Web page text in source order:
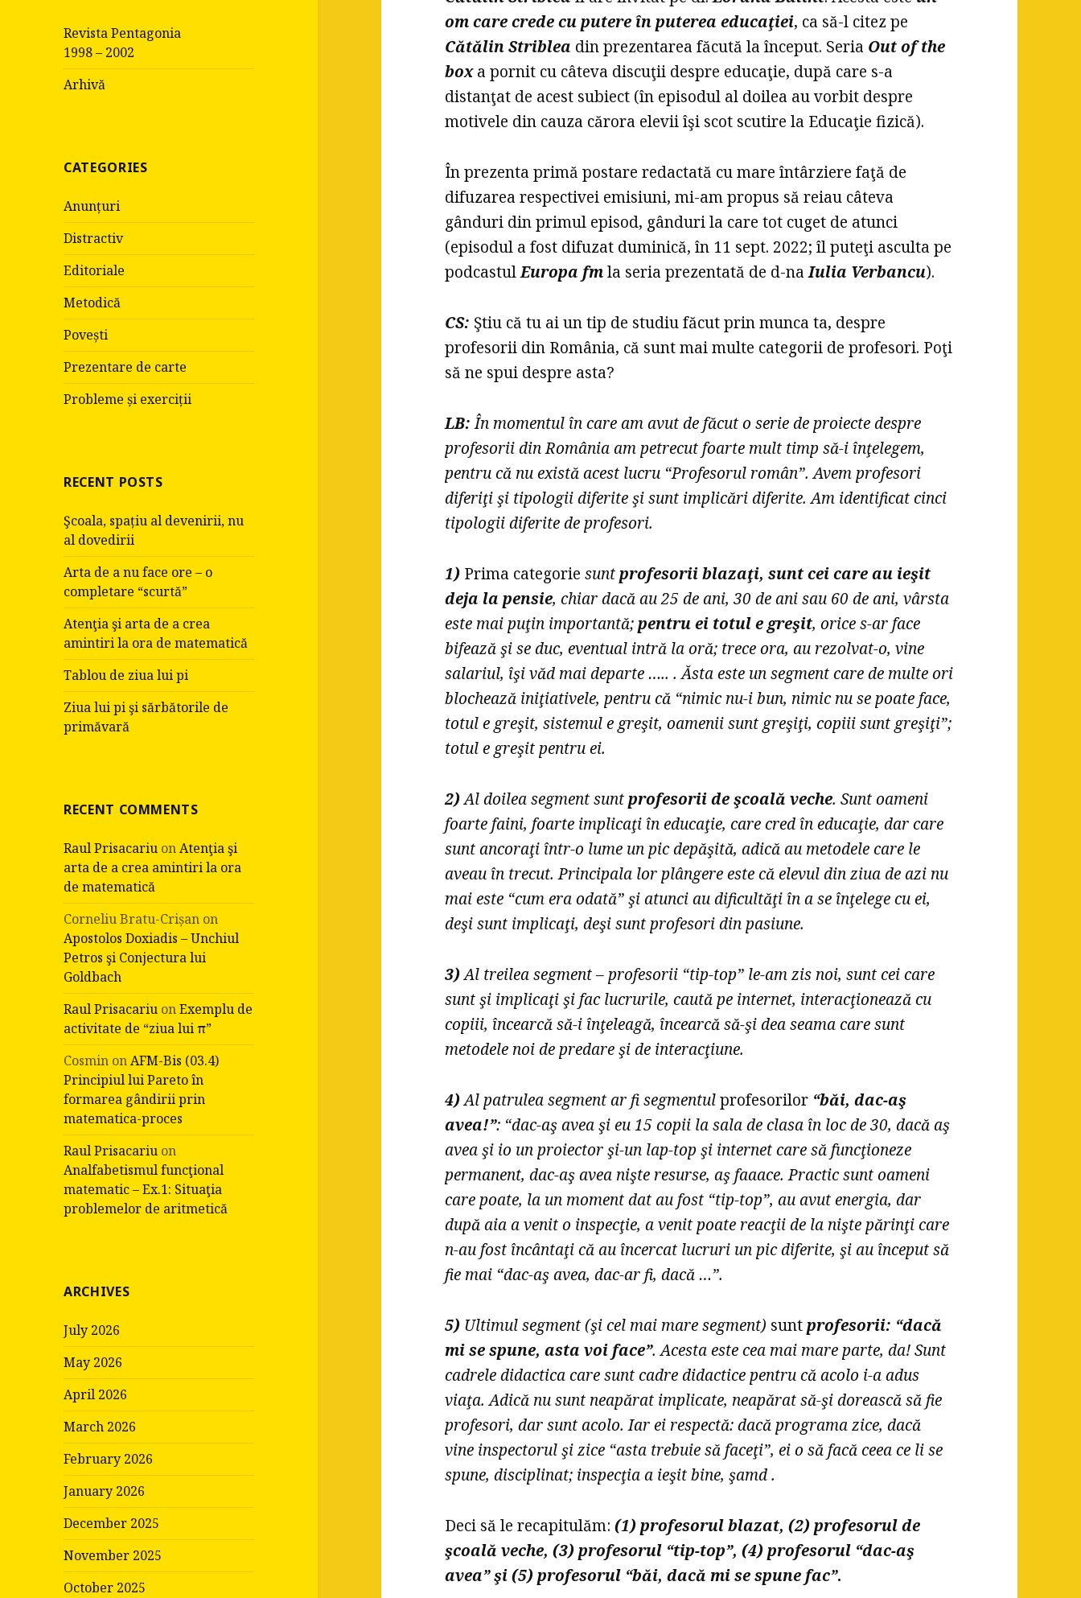
h
f
o
r
Revista Pentagonia
1998 – 2002
Arhivă
CATEGORIES
Anunțuri
Distractiv
Editoriale
Metodică
Povești
Prezentare de carte
Probleme și exerciții
RECENT POSTS
Şcoala, spațiu al devenirii, nu
al dovedirii
Arta de a nu face ore – o
completare “scurtă”
Atenţia şi arta de a crea
amintiri la ora de matematică
Tablou de ziua lui pi
Ziua lui pi şi sărbătorile de
primăvară
RECENT COMMENTS
Raul Prisacariu onAtenţia şi
arta de a crea amintiri la ora
de matematică
Corneliu Bratu-Crișan on
Apostolos Doxiadis – Unchiul
Petros şi Conjectura lui
Goldbach
Raul Prisacariu onExemplu de
activitate de “ziua lui π”
Cosmin onAFM-Bis (03.4)
Principiul lui Pareto în
formarea gândirii prin
matematica-proces
Raul Prisacariu on
Analfabetismul funcţional
matematic – Ex.1: Situaţia
problemelor de aritmetică
ARCHIVES
July 2026
May 2026
April 2026
March 2026
February 2026
January 2026
December 2025
November 2025
October 2025
om care crede cu putere în puterea educaţiei, ca să-l citez pe
Cătălin Striblea din prezentarea făcută la început. Seria Out of the
boxa pornit cu câteva discuţii despre educaţie, după care s-a
distanţat de acest subiect (în episodul al doilea au vorbit despre
motivele din cauza cărora elevii îşi scot scutire la Educaţie fizică).
În prezenta primă postare redactată cu mare întârziere faţă de
difuzarea respectivei emisiuni, mi-am propus să reiau câteva
gânduri din primul episod, gânduri la care tot cuget de atunci
(episodul a fost difuzat duminică, în 11 sept. 2022; îl puteţi asculta pe
podcastulEuropa fmla seria prezentată de d-naIulia Verbancu).
CS: Ştiu că tu ai un tip de studiu făcut prin munca ta, despre
profesorii din România, că sunt mai multe categorii de profesori. Poţi
să ne spui despre asta?
LB: În momentul în care am avut de făcut o serie de proiecte despre
profesorii din România am petrecut foarte mult timp să-i înţelegem,
pentru că nu există acest lucru “Profesorul român”. Avem profesori
diferiţi şi tipologii diferite şi sunt implicări diferite. Am identificat cinci
tipologii diferite de profesori.
1) Prima categorie suntprofesorii blazaţi, sunt cei care au ieşit
deja la pensie, chiar dacă au 25 de ani, 30 de ani sau 60 de ani, vârsta
este mai puţin importantă;pentru ei totul e greşit, orice s-ar face
bifează şi se duc, eventual intră la oră; trece ora, au rezolvat-o, vine
salariul, îşi văd mai departe ….. . Ăsta este un segment care de multe ori
blochează iniţiativele, pentru că “nimic nu-i bun, nimic nu se poate face,
totul e greşit, sistemul e greşit, oamenii sunt greşiţi, copiii sunt greşiţi”;
totul e greşit pentru ei.
2)Al doilea segment suntprofesorii de şcoală veche. Sunt oameni
foarte faini, foarte implicaţi în educaţie, care cred în educaţie, dar care
sunt ancoraţi într-o lume un pic depăşită, adică au metodele care le
aveau în trecut. Principala lor plângere este că elevul din ziua de azi nu
mai este “cum era odată” şi atunci au dificultăţi în a se înţelege cu ei,
deşi sunt implicaţi, deşi sunt profesori din pasiune.
3)Al treilea segment – profesorii “tip-top” le-am zis noi, sunt cei care
sunt şi implicaţi şi fac lucrurile, caută pe internet, interacţionează cu
copiii, încearcă să-i înţeleagă, încearcă să-şi dea seama care sunt
metodele noi de predare şi de interacţiune.
4)Al patrulea segment ar fi segmentulprofesorilor “băi, dac-aş
avea!”: “dac-aş avea şi eu 15 copii la sala de clasa în loc de 30, dacă aş
avea şi io un proiector şi-un lap-top şi internet care să funcţioneze
permanent, dac-aş avea nişte resurse, aş faaace. Practic sunt oameni
care poate, la un moment dat au fost “tip-top”, au avut energia, dar
după aia a venit o inspecţie, a venit poate reacţii de la nişte părinţi care
n-au fost încântaţi că au încercat lucruri un pic diferite, şi au început să
fie mai “dac-aş avea, dac-ar fi, dacă …”.
5) Ultimul segment (şi cel mai mare segment) sunt profesorii: “dacă
mi se spune, asta voi face”. Acesta este cea mai mare parte, da! Sunt
cadrele didactica care sunt cadre didactice pentru că acolo i-a adus
viaţa. Adică nu sunt neapărat implicate, neapărat să-şi dorească să fie
profesori, dar sunt acolo. Iar ei respectă: dacă programa zice, dacă
vine inspectorul şi zice “asta trebuie să faceţi”, ei o să facă ceea ce li se
spune, disciplinat; inspecţia a ieşit bine, şamd .
Deci să le recapitulăm:(1) profesorul blazat, (2) profesorul de
şcoală veche, (3) profesorul “tip-top”, (4) profesorul “dac-aş
avea” şi (5) profesorul “băi, dacă mi se spune fac”.